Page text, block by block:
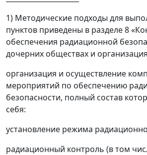
1) Методические подходы для
пунктов приведены в разделе 8
обеспечения радиационной
дочерних обществах и
организация и осуществление
мероприятий по обеспечению
безопасности, полный состав
себя:
установление режима
радиационный контроль (в том